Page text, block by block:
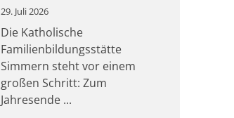
29. Juli 2026
Die Katholische
Familienbildungsstätte
Simmern steht vor einem
großen Schritt: Zum
Jahresende ...